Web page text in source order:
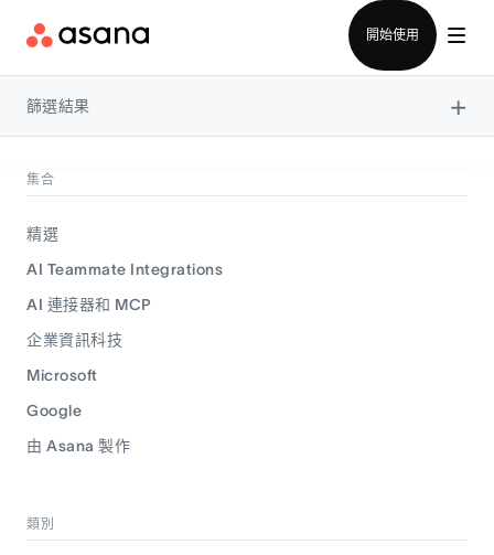
開始使用
篩選結果 ×
集合
精選
AI Teammate Integrations
AI 連接器和 MCP
企業資訊科技
Microsoft
Google
由 Asana 製作
類別